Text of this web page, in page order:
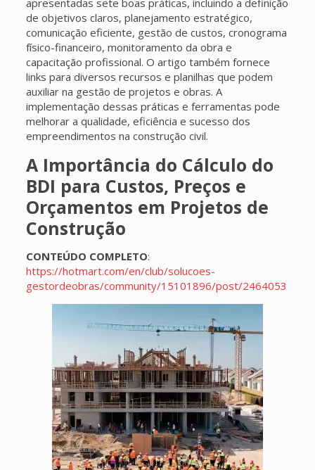
apresentadas sete boas práticas, incluindo a definição
de objetivos claros, planejamento estratégico,
comunicação eficiente, gestão de custos, cronograma
físico-financeiro, monitoramento da obra e
capacitação profissional. O artigo também fornece
links para diversos recursos e planilhas que podem
auxiliar na gestão de projetos e obras. A
implementação dessas práticas e ferramentas pode
melhorar a qualidade, eficiência e sucesso dos
empreendimentos na construção civil.
A Importância do Cálculo do
BDI para Custos, Preços e
Orçamentos em Projetos de
Construção
CONTEÚDO COMPLETO:
https://hotmart.com/en/club/solucoes-
gestordeobras/community/15101896/post/2464053